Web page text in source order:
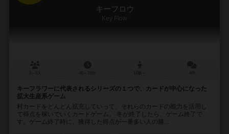
キーフロウ
Key Flow
キーフラワーに代表されるシリーズの１つで、カードが中心になった
拡大生産系ゲーム
村カードをどんどん拡充していって、それらのカードの能力を活用し
て得点を稼いでいくカードゲーム。 冬が終了したら、ゲーム終了で
す。ゲーム終了時に、獲得した得点が一番多い人の勝...